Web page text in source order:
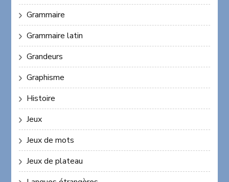
Grammaire
Grammaire latin
Grandeurs
Graphisme
Histoire
Jeux
Jeux de mots
Jeux de plateau